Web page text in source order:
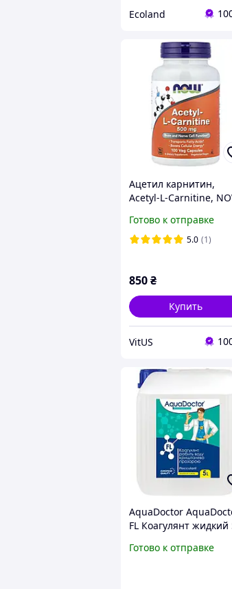
Ecoland
Ацетил карнитин,
Acetyl-L-Carnitine,
вегетарианских капсул
Готово к отправке
5.0 (1)
850₴
Купить
VitUS
AquaDoctor
FL Коагулянт жидкий
Готово к отправке